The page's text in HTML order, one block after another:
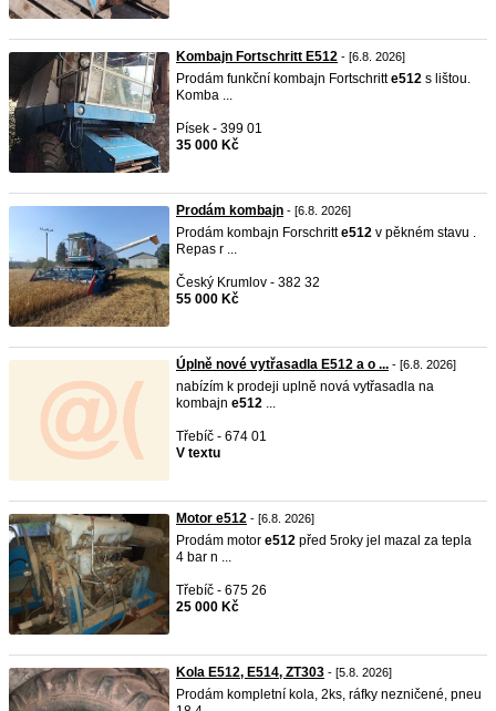
Kombajn Fortschritt E512 - [6.8. 2026]
Prodám funkční kombajn Fortschritte512 s lištou.
Komba ...
Písek - 399 01
35 000 Kč
Prodám kombajn - [6.8. 2026]
Prodám kombajn Forschritte512 v pěkném stavu .
Repas r ...
Český Krumlov - 382 32
55 000 Kč
Úplně nové vytřasadla E512 a o ... - [6.8. 2026]
nabízím k prodeji uplně nová vytřasadla na
kombajn e512 ...
Třebíč - 674 01
V textu
Motor e512 - [6.8. 2026]
Prodám motor e512 před 5roky jel mazal za tepla
4 bar n ...
Třebíč - 675 26
25 000 Kč
Kola E512, E514, ZT303 - [5.8. 2026]
Prodám kompletní kola, 2ks, ráfky nezničené, pneu